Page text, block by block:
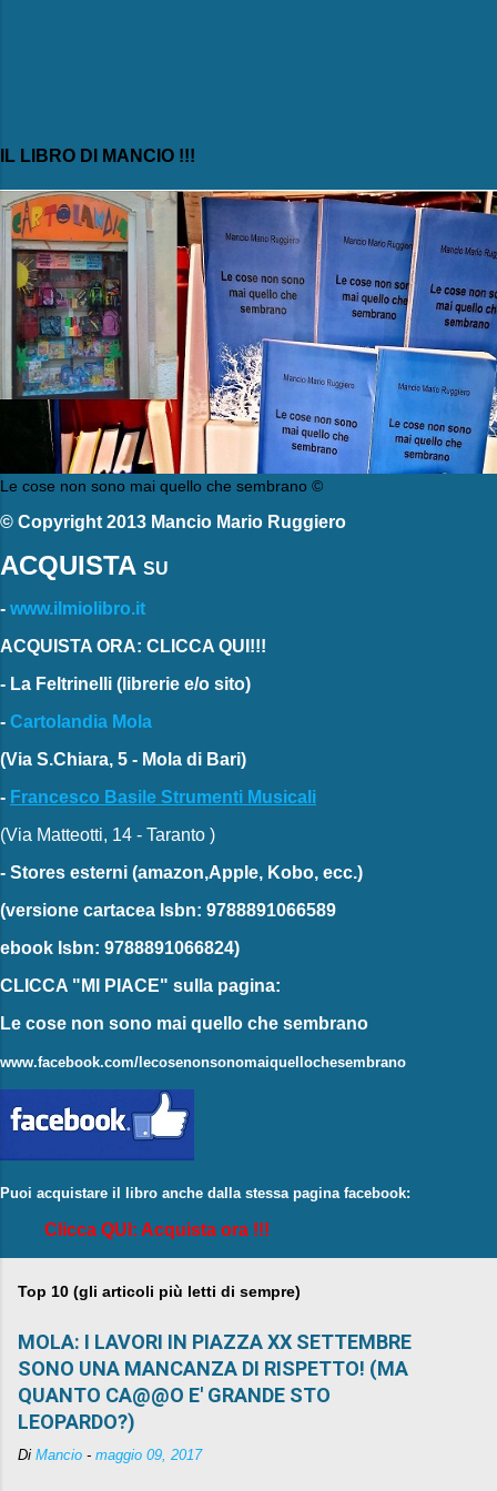
IL LIBRO DI MANCIO !!!
Le cose non sono mai quello che sembrano ©
© Copyright 2013 Mancio Mario Ruggiero
ACQUISTA SU
- www.ilmiolibro.it
ACQUISTA ORA: CLICCA QUI!!!
- La Feltrinelli (librerie e/o sito)
- Cartolandia Mola
(Via S.Chiara, 5 - Mola di Bari)
- Francesco Basile Strumenti Musicali
(Via Matteotti, 14 - Taranto )
- Stores esterni (amazon,Apple, Kobo, ecc.)
(versione cartacea Isbn: 9788891066589
ebook Isbn: 9788891066824)
CLICCA "MI PIACE" sulla pagina:
Le cose non sono mai quello che sembrano
www.facebook.com/lecosenonsonomaiquellochesembrano
Puoi acquistare il libro anche dalla stessa pagina facebook:
Clicca QUI: Acquista ora !!!
Top 10 (gli articoli più letti di sempre)
MOLA: I LAVORI IN PIAZZA XX SETTEMBRE
SONO UNA MANCANZA DI RISPETTO! (MA
QUANTO CA@@O E' GRANDE STO
LEOPARDO?)
Di Mancio - maggio 09, 2017